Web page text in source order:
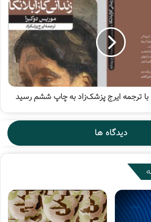
فکر، فرهنگ، تئاتر، مطبوعات و کتاب و
انقلاب مدنظر است که اتفاق بیافتد و یک
در هنر و فرهنگ پرچمدار باشد؛ تربیت و
در این حوزه سخت است که باید
آماده کنیم که کار یک شبه‌ای نیست اما
راه است.
صحبت‌هایش افزود: به همین منظور
دینی و کتابخانه‌ها اولویت ما در وزارت
تعریف می‌شود، ضمن اینکه باید نگاه‌های
فرهنگی کشور را نیز تقویت کنیم.
با ترجمه ایرج پزشک‌زاد به چاپ ششم رسید
دیدگاه ها